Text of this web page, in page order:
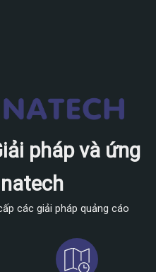
pháp và ứng
các giải pháp quảng cáo